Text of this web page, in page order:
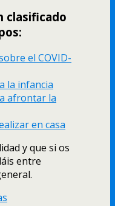
clasificado
el COVID-
la infancia
afrontar la
en casa
y que si os
entre